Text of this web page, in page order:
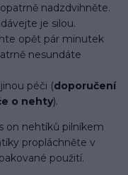
nadzdvihněte.
je silou.
opět pár minutek
nesundáte
péči (doporučení
o nehty).
on nehtíků pilníkem
propláchněte v
použití.